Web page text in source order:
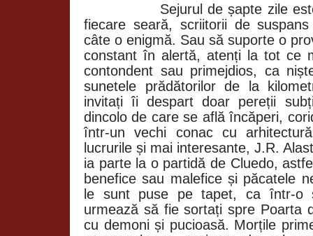
Sejurul de șapte zile
fiecare seară, scriitorii de
câte o enigmă. Sau să suporte o
constant în alertă, atenți la tot ce
contondent sau primejdios, ca
sunetele prădătorilor de la
invitați îi despart doar pereții
dincolo de care se află încăperi,
într-un vechi conac cu
lucrurile și mai interesante, J.R.
ia parte la o partidă de Cluedo,
benefice sau malefice și păcatele
le sunt puse pe tapet, ca într-o
urmează să fie sortați spre Poarta
cu demoni și pucioasă. Morțile